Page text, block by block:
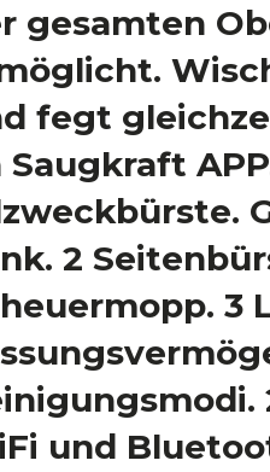
gesamten
fegt
Saugkraft
2
3
und